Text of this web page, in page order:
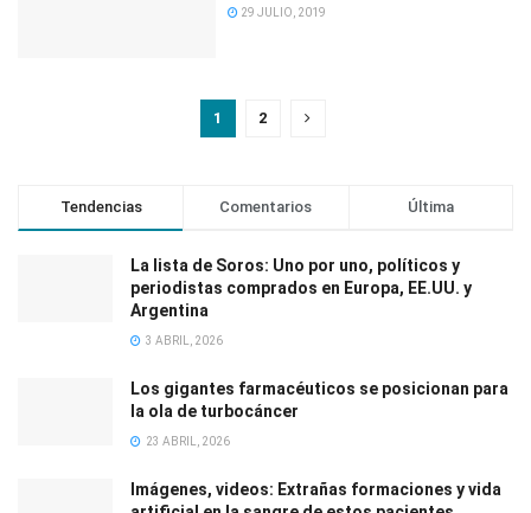
29 JULIO, 2019
1 2
Tendencias Comentarios Última
La lista de Soros: Uno por uno, políticos y
periodistas comprados en Europa, EE.UU. y
Argentina
3 ABRIL, 2026
Los gigantes farmacéuticos se posicionan para
la ola de turbocáncer
23 ABRIL, 2026
Imágenes, videos: Extrañas formaciones y vida